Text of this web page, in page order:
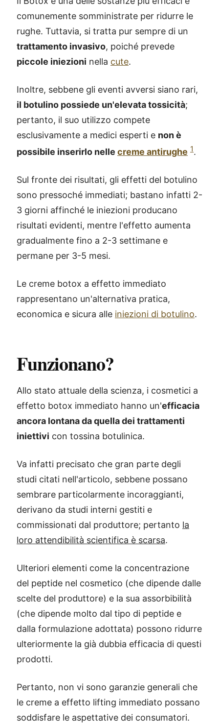
comunemente somministrate per ridurre le
rughe. Tuttavia, si tratta pur sempre di un
trattamento invasivo, poiché prevede
piccole iniezioni nella cute.
Inoltre, sebbene gli eventi avversi siano rari,
il botulino possiede un'elevata tossicità;
pertanto, il suo utilizzo compete
esclusivamente a medici esperti e non è
possibile inserirlo nelle creme antirughe 1.
Sul fronte dei risultati, gli effetti del botulino
sono pressoché immediati; bastano infatti 2-
3 giorni affinché le iniezioni producano
risultati evidenti, mentre l'effetto aumenta
gradualmente fino a 2-3 settimane e
permane per 3-5 mesi.
Le creme botox a effetto immediato
rappresentano un'alternativa pratica,
economica e sicura alle iniezioni di botulino.
Funzionano?
Allo stato attuale della scienza, i cosmetici a
effetto botox immediato hanno un'efficacia
ancora lontana da quella dei trattamenti
iniettivi con tossina botulinica.
Va infatti precisato che gran parte degli
studi citati nell'articolo, sebbene possano
sembrare particolarmente incoraggianti,
derivano da studi interni gestiti e
commissionati dal produttore; pertanto la
loro attendibilità scientifica è scarsa.
Ulteriori elementi come la concentrazione
del peptide nel cosmetico (che dipende dalle
scelte del produttore) e la sua assorbibilità
(che dipende molto dal tipo di peptide e
dalla formulazione adottata) possono ridurre
ulteriormente la già dubbia efficacia di questi
prodotti.
Pertanto, non vi sono garanzie generali che
le creme a effetto lifting immediato possano
soddisfare le aspettative dei consumatori.